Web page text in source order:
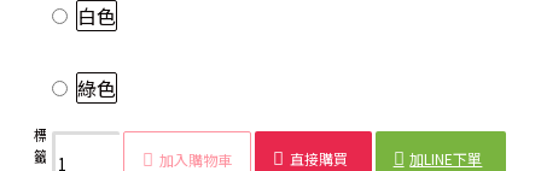
白色
綠色
加入購物車 直接購買 加LINE下單
標
籤：
屏風
摺疊
首飾
耳環
收納
項鍊
首飾
展示
飾品
首飾
整理
高級
首飾